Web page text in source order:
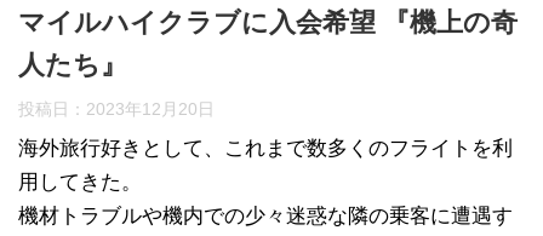
マイルハイクラブに入会希望 『機上の奇
人たち』
投稿日： 2023年12月20日
海外旅行好きとして、これまで数多くのフライトを利
用してきた。
機材トラブルや機内での少々迷惑な隣の乗客に遭遇す